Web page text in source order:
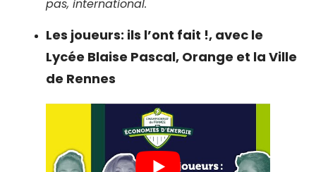
pas, international.
Les joueurs: ils l’ont fait !, avec le
Lycée Blaise Pascal, Orange et la Ville
de Rennes